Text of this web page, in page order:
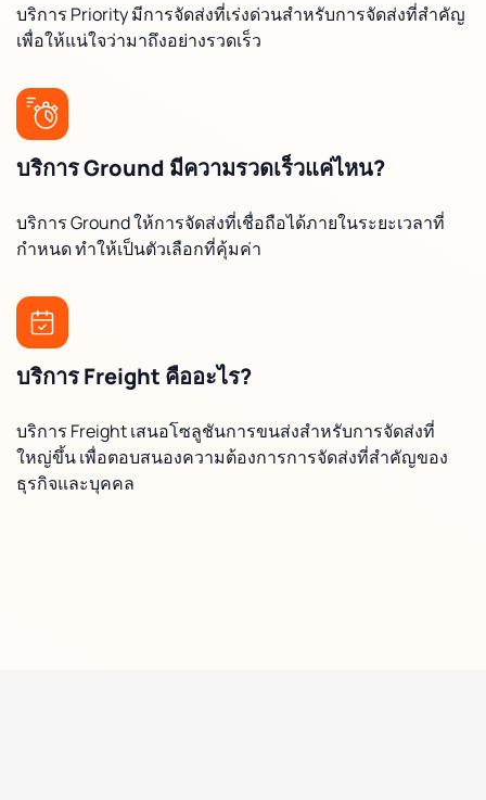
บริการ Priority มีการจัดส่งที่เร่งด่วนสำหรับการจัดส่งที่สำคัญ
เพื่อให้แน่ใจว่ามาถึงอย่างรวดเร็ว
บริการ Ground มีความรวดเร็วแค่ไหน?
บริการ Ground ให้การจัดส่งที่เชื่อถือได้ภายในระยะเวลาที่
กำหนด ทำให้เป็นตัวเลือกที่คุ้มค่า
บริการ Freight คืออะไร?
บริการ Freight เสนอโซลูชันการขนส่งสำหรับการจัดส่งที่
ใหญ่ขึ้น เพื่อตอบสนองความต้องการการจัดส่งที่สำคัญของ
ธุรกิจและบุคคล